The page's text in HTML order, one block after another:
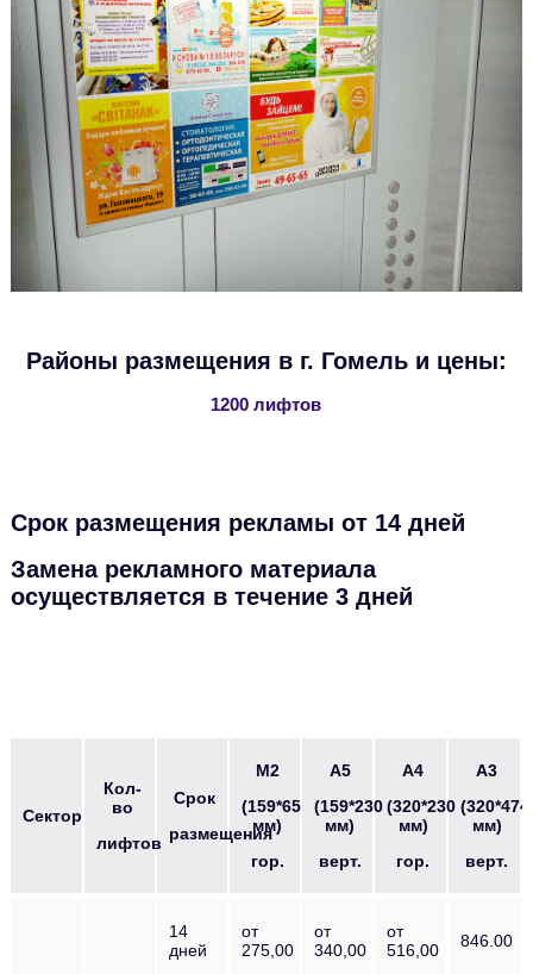
Районы размещения в г. Гомель и цены:
1200 лифтов
Срок размещения рекламы от 14 дней
Замена рекламного материала
осуществляется в течение 3 дней
Сектор
Кол-
во
лифтов
Срок
размещения
М2
(159*65
мм)
гор.
А5
(159*230
мм)
верт.
А4
(320*230
мм)
гор.
А3
(320*474
мм)
верт.
14
дней
от
275,00
от
340,00
от
516,00
846.00